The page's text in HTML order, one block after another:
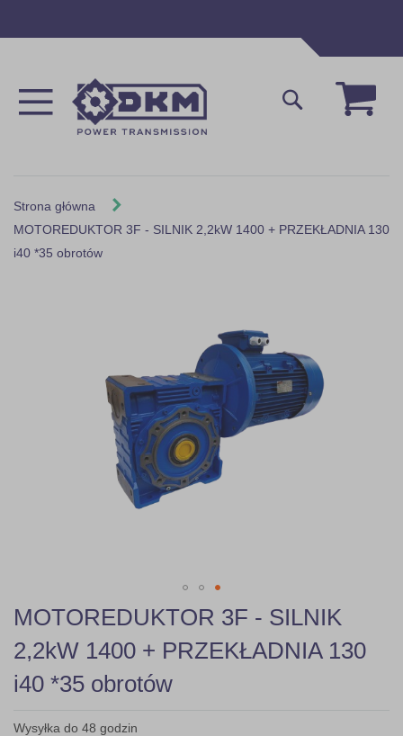
Mój
Szukaj
Strona główna
MOTOREDUKTOR 3F - SILNIK 2,2kW 1400 + PRZEKŁADNIA 130
i40 *35 obrotów
Skip
to
the
beginning
of
the
gallery
MOTOREDUKTOR 3F - SILNIK
2,2kW 1400 + PRZEKŁADNIA 130
i40 *35 obrotów
Wysyłka do 48 godzin